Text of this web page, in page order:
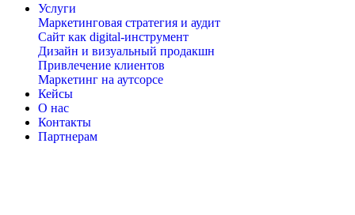
Услуги
Маркетинговая стратегия и аудит
Сайт как digital-инструмент
Дизайн и визуальный продакшн
Привлечение клиентов
Маркетинг на аутсорсе
Кейсы
О нас
Контакты
Партнерам